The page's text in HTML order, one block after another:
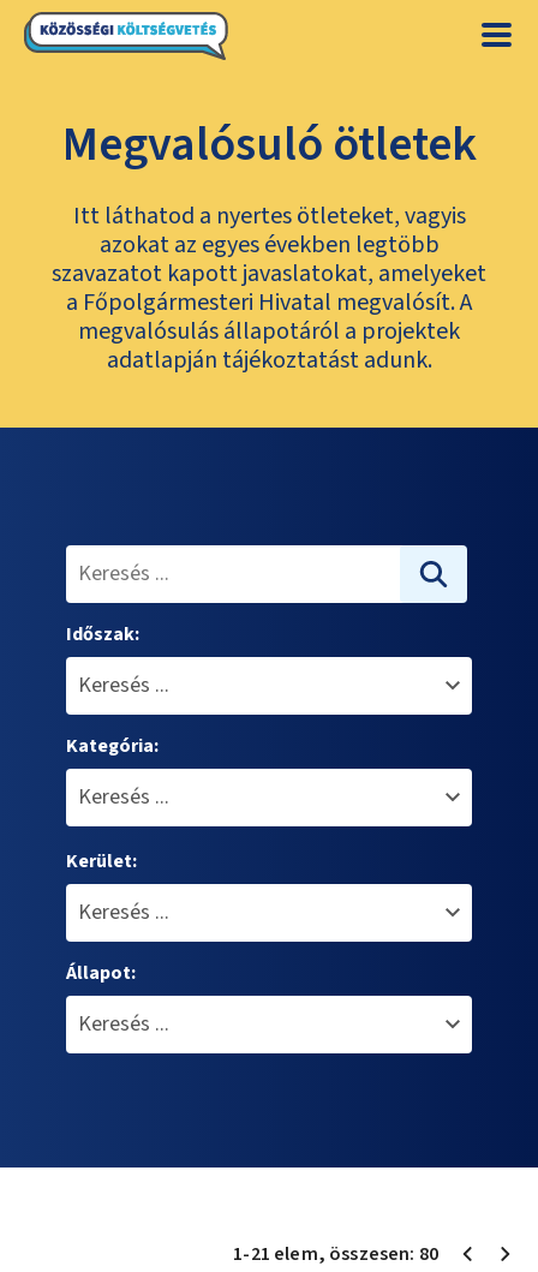
Megvalósuló ötletek
Itt láthatod a nyertes ötleteket, vagyis
azokat az egyes években legtöbb
szavazatot kapott javaslatokat, amelyeket
a Főpolgármesteri Hivatal megvalósít. A
megvalósulás állapotáról a projektek
adatlapján tájékoztatást adunk.
Időszak:
Kategória:
Kerület:
Állapot:
1-21 elem, összesen: 80